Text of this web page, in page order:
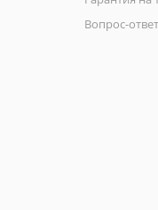
Вопрос-ответ